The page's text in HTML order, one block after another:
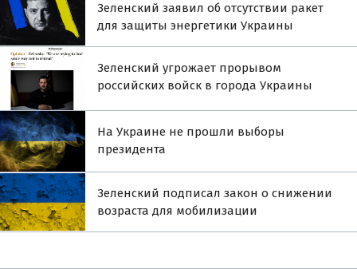
Зеленский заявил об отсутствии ракет
для защиты энергетики Украины
Зеленский угрожает прорывом
российских войск в города Украины
На Украине не прошли выборы
президента
Зеленский подписал закон о снижении
возраста для мобилизации